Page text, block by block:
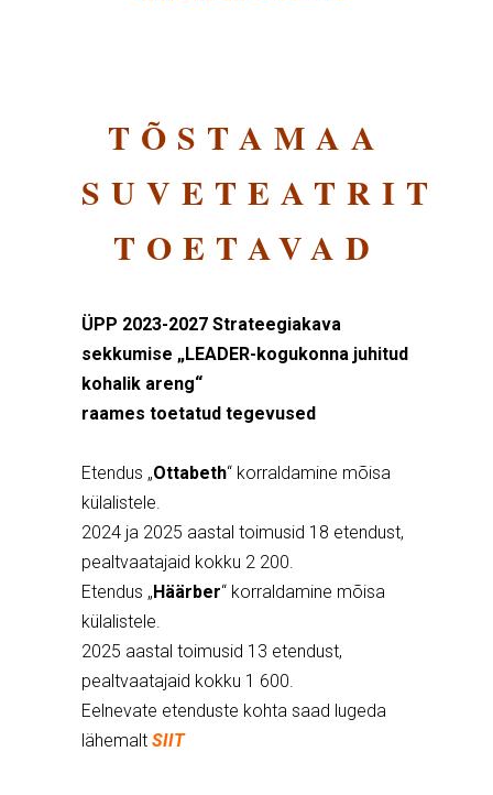
TÕSTAMAA
SUVETEATRIT
TOETAVAD
ÜPP 2023-2027 Strateegiakava
sekkumise „LEADER-kogukonna juhitud
kohalik areng“
raames toetatud tegevused
Etendus „Ottabeth“ korraldamine mõisa
külalistele.
2024 ja 2025 aastal toimusid 18 etendust,
pealtvaatajaid kokku 2 200.
Etendus „Häärber“ korraldamine mõisa
külalistele.
2025 aastal toimusid 13 etendust,
pealtvaatajaid kokku 1 600.
Eelnevate etenduste kohta saad lugeda
lähemalt SIIT